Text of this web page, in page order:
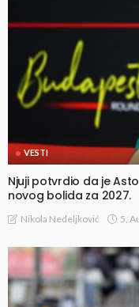
VESTI
Njuji potvrdio da je
novog bolida za 2027.
Nikola Nedeljković 5,